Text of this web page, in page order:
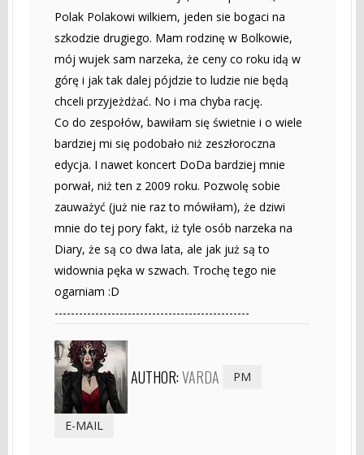
Polak Polakowi wilkiem, jeden sie bogaci na
szkodzie drugiego. Mam rodzinę w Bolkowie,
mój wujek sam narzeka, że ceny co roku idą w
górę i jak tak dalej pójdzie to ludzie nie będą
chceli przyjeżdżać. No i ma chyba rację.
Co do zespołów, bawiłam się świetnie i o wiele
bardziej mi się podobało niż zeszłoroczna
edycja. I nawet koncert DoDa bardziej mnie
porwał, niż ten z 2009 roku. Pozwolę sobie
zauważyć (już nie raz to mówiłam), że dziwi
mnie do tej pory fakt, iż tyle osób narzeka na
Diary, że są co dwa lata, ale jak już są to
widownia pęka w szwach. Trochę tego nie
ogarniam :D
------------------------------------------------
AUTHOR:VARDA PM
E-MAIL